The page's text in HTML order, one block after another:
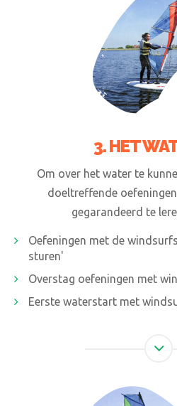
3. HET
Om over het water te
doeltreffende
gegarandeerd te
Oefeningen met de
sturen'
Overstag oefeningen met
Eerste waterstart met